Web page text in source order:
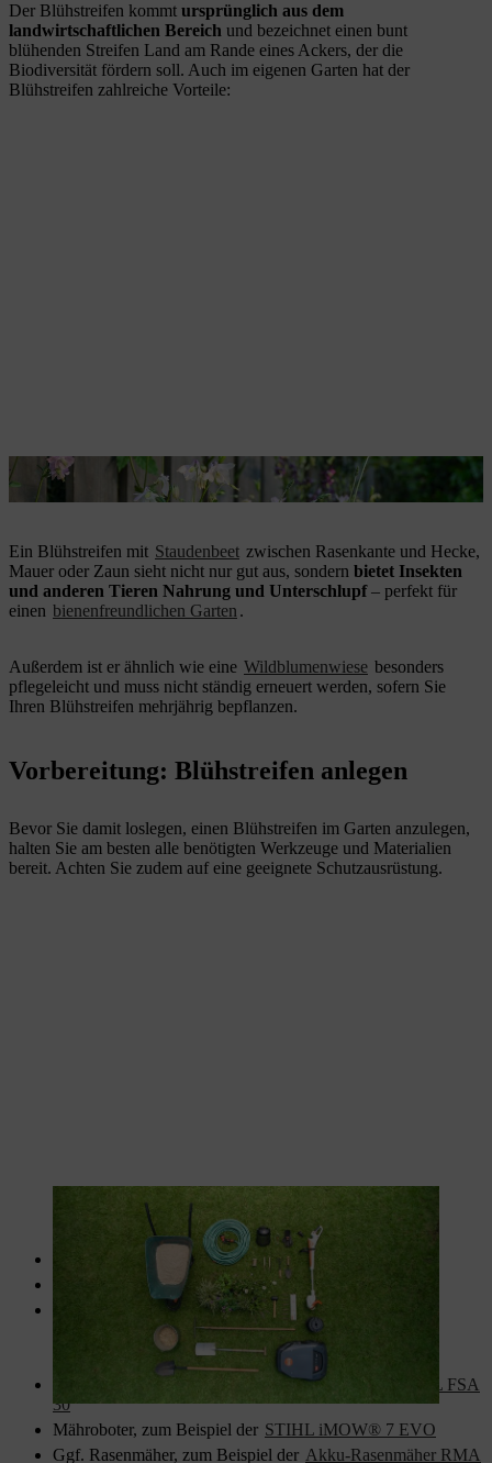
Der Blühstreifen kommt ursprünglich aus dem
landwirtschaftlichen Bereich und bezeichnet einen bunt
blühenden Streifen Land am Rande eines Ackers, der die
Biodiversität fördern soll. Auch im eigenen Garten hat der
Blühstreifen zahlreiche Vorteile:
Blühstreifen fördern die Biodiversität
Ein Blühstreifen mit Staudenbeet zwischen Rasenkante und Hecke,
Mauer oder Zaun sieht nicht nur gut aus, sondern bietet Insekten
und anderen Tieren Nahrung und Unterschlupf– perfekt für
einen bienenfreundlichen Garten .
Außerdem ist er ähnlich wie eine Wildblumenwiese besonders
pflegeleicht und muss nicht ständig erneuert werden, sofern Sie
Ihren Blühstreifen mehrjährig bepflanzen.
Vorbereitung: Blühstreifen anlegen
Bevor Sie damit loslegen, einen Blühstreifen im Garten anzulegen,
halten Sie am besten alle benötigten Werkzeuge und Materialien
bereit. Achten Sie zudem auf eine geeignete Schutzausrüstung.
Das richtige Material für einen Blühstreifen wird bereitgelegt.
Sand, circa 50 kg/qm, einfacher Estrichsand/Spielsand
Stauden und Gräser, 9er Topf, circa 8/qm
Kies, circa 8–12 Millimeter, circa. 150 kg/qm (ergibt 10
Zentimeter Höhe)
Akku-Motorsense STIHL FSA
30
Mähroboter, zum Beispiel der STIHL iMOW® 7 EVO
Ggf. Rasenmäher, zum Beispiel der Akku-Rasenmäher RMA